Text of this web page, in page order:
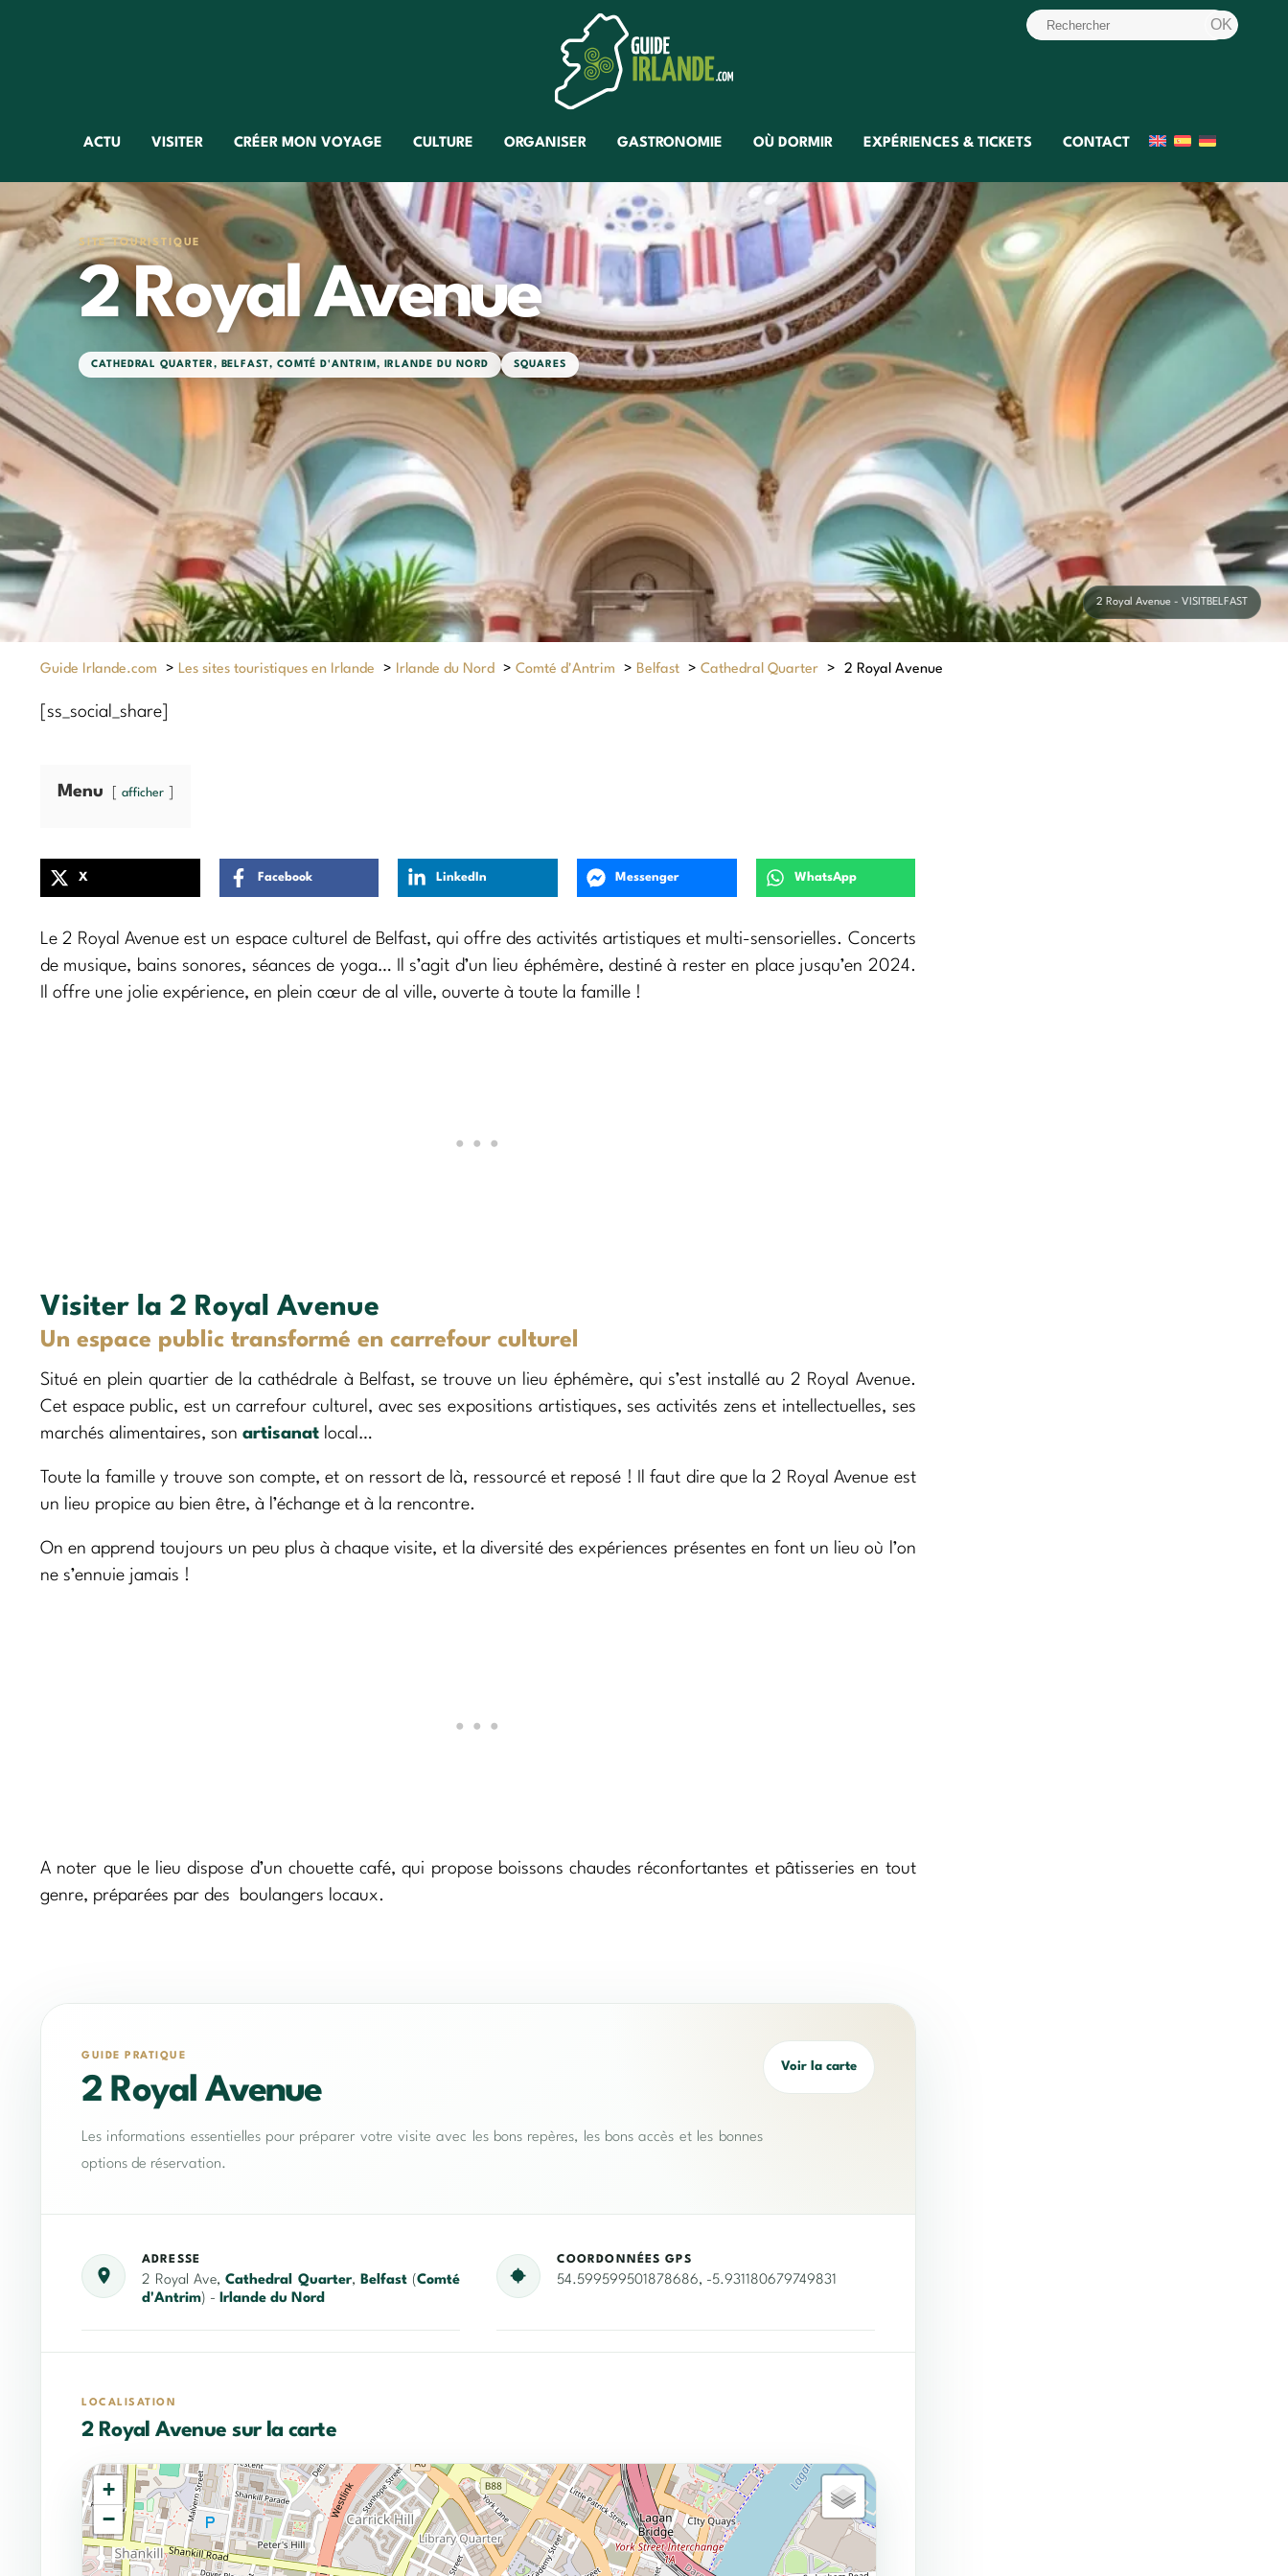
ACTU VISITER CRÉER MON VOYAGE CULTURE ORGANISER GASTRONOMIE OÙ DORMIR EXPÉRIENCES & TICKETS CONTACT
SITE TOURISTIQUE
2 Royal Avenue
CATHEDRAL QUARTER, BELFAST, COMTÉ D'ANTRIM , IRLANDE DU NORD SQUARES
2 Royal Avenue - VISITBELFAST
Guide Irlande.com > Les sites touristiques en Irlande > Irlande du Nord > Comté d'Antrim > Belfast > Cathedral Quarter > 2 Royal Avenue
[ss_social_share]
Menu afficher
X Facebook LinkedIn Messenger WhatsApp
Le 2 Royal Avenue est un espace culturel de Belfast, qui offre des activités artistiques et multi-sensorielles. Concerts
de musique, bains sonores, séances de yoga… Il s’agit d’un lieu éphémère, destiné à rester en place jusqu’en 2024.
Il offre une jolie expérience, en plein cœur de al ville, ouverte à toute la famille !
Visiter la 2 Royal Avenue
Un espace public transformé en carrefour culturel
Situé en plein quartier de la cathédrale à Belfast, se trouve un lieu éphémère, qui s’est installé au 2 Royal Avenue.
Cet espace public, est un carrefour culturel, avec ses expositions artistiques, ses activités zens et intellectuelles, ses
marchés alimentaires, son artisanat local…
Toute la famille y trouve son compte, et on ressort de là, ressourcé et reposé ! Il faut dire que la 2 Royal Avenue est
un lieu propice au bien être, à l’échange et à la rencontre.
On en apprend toujours un peu plus à chaque visite, et la diversité des expériences présentes en font un lieu où l’on
ne s’ennuie jamais !
A noter que le lieu dispose d’un chouette café, qui propose boissons chaudes réconfortantes et pâtisseries en tout
genre, préparées par des boulangers locaux.
GUIDE PRATIQUE
2 Royal Avenue
Les informations essentielles pour préparer votre visite avec les bons repères, les bons accès et les bonnes
options de réservation.
Voir la carte
ADRESSE
2 Royal Ave,Cathedral Quarter, Belfast(Comté
d'Antrim) - Irlande du Nord
COORDONNÉES GPS
54.599599501878686, -5.931180679749831
LOCALISATION
2 Royal Avenue sur la carte
+
−